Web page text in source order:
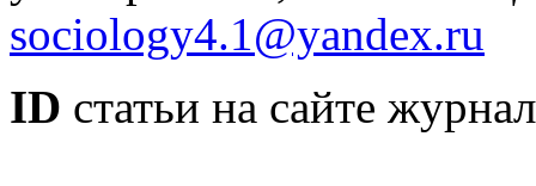
sociology4.1@yandex.ru
ID статьи на сайте